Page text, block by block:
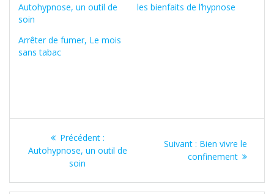
Autohypnose, un outil de
soin
les bienfaits de l’hypnose
Arrêter de fumer, Le mois
sans tabac
Navigation
de
l’article
Précédent :Article
précédent
Autohypnose, un outil de
soin
Suivant : Article
suivant
Bien vivre le
confinement